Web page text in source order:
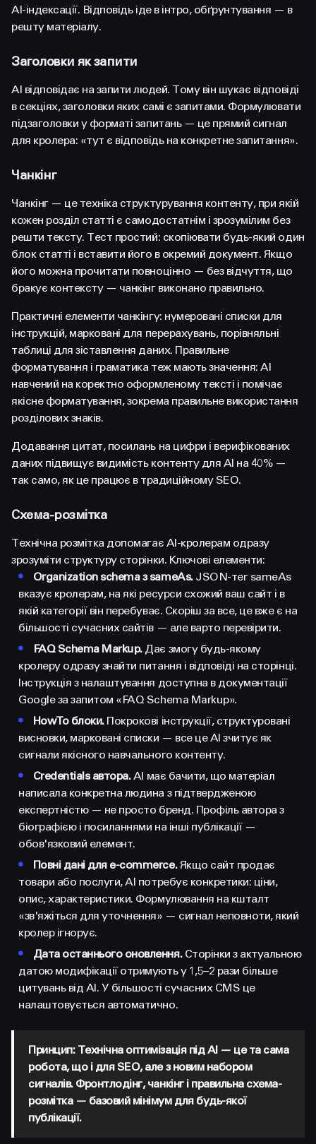
AI-індексації. Відповідь іде в інтро, обґрунтування — в
решту матеріалу.
Заголовки як запити
AI відповідає на запити людей. Тому він шукає відповіді
в секціях, заголовки яких самі є запитами. Формулювати
підзаголовки у форматі запитань — це прямий сигнал
для кролера: «тут є відповідь на конкретне запитання».
Чанкінг
Чанкінг — це техніка структурування контенту, при якій
кожен розділ статті є самодостатнім і зрозумілим без
решти тексту. Тест простий: скопіювати будь-який один
блок статті і вставити його в окремий документ. Якщо
його можна прочитати повноцінно — без відчуття, що
бракує контексту — чанкінг виконано правильно.
Практичні елементи чанкінгу: нумеровані списки для
інструкцій, марковані для перерахувань, порівняльні
таблиці для зіставлення даних. Правильне
форматування і граматика теж мають значення: AI
навчений на коректно оформленому тексті і помічає
якісне форматування, зокрема правильне використання
розділових знаків.
Додавання цитат, посилань на цифри і верифікованих
даних підвищує видимість контенту для AI на 40% —
так само, як це працює в традиційному SEO.
Схема-розмітка
Технічна розмітка допомагає AI-кролерам одразу
зрозуміти структуру сторінки. Ключові елементи:
•
Organization schema з sameAs.JSON-тег sameAs
вказує кролерам, на які ресурси схожий ваш сайт і в
якій категорії він перебуває. Скоріш за все, це вже є на
більшості сучасних сайтів — але варто перевірити.
•
FAQ Schema Markup.Дає змогу будь-якому
кролеру одразу знайти питання і відповіді на сторінці.
Інструкція з налаштування доступна в документації
Google за запитом «FAQ Schema Markup».
•
HowTo блоки.Покрокові інструкції, структуровані
висновки, марковані списки — все це AI зчитує як
сигнали якісного навчального контенту.
•
Credentials автора.AI має бачити, що матеріал
написала конкретна людина з підтвердженою
експертністю — не просто бренд. Профіль автора з
біографією і посиланнями на інші публікації —
обов'язковий елемент.
•
Повні дані для e-commerce.Якщо сайт продає
товари або послуги, AI потребує конкретики: ціни,
опис, характеристики. Формулювання на кшталт
«зв'яжіться для уточнення» — сигнал неповноти, який
кролер ігнорує.
•
Дата останнього оновлення.Сторінки з актуальною
датою модифікації отримують у 1,5–2 рази більше
цитувань від AI. У більшості сучасних CMS це
налаштовується автоматично.
Принцип: Технічна оптимізація під AI — це та сама
робота, що і для SEO, але з новим набором
сигналів. Фронтлодінг, чанкінг і правильна схема-
розмітка — базовий мінімум для будь-якої
публікації.